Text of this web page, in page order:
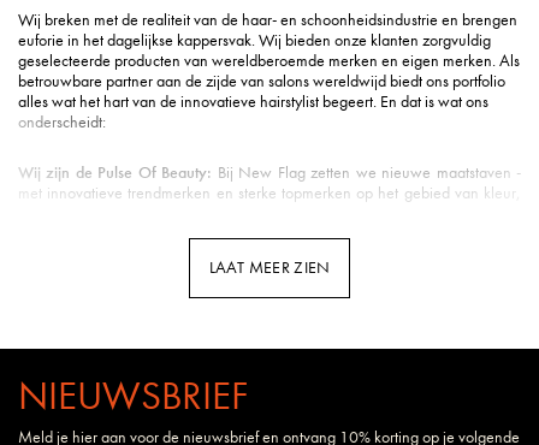
Wij breken met de realiteit van de haar- en schoonheidsindustrie en brengen
euforie in het dagelijkse kappersvak. Wij bieden onze klanten zorgvuldig
geselecteerde producten van wereldberoemde merken en eigen merken. Als
betrouwbare partner aan de zijde van salons wereldwijd biedt ons portfolio
alles wat het hart van de innovatieve hairstylist begeert. En dat is wat ons
onderscheidt:
Wij zijn de Pulse Of Beauty: Bij New Flag zetten we nieuwe maatstaven -
met innovatieve trendmerken en sterke topmerken op het gebied van kleur,
: Milieuvriendelijke verpakking is voor ons een eerste
: Uw pakket is gemiddeld binnen 3 werkdagen bij u binnen
kappers op meerdere kanalen - van YouTube tot Facebook en Instagram tot
webinars en seminars in de salon.
Daarom begrijpen wij uw wensen en eisen als geen ander bedrijf.
LAAT MEER ZIEN
NIEUWSBRIEF
Meld je hier aan voor de nieuwsbrief en ontvang 10% korting op je volgende